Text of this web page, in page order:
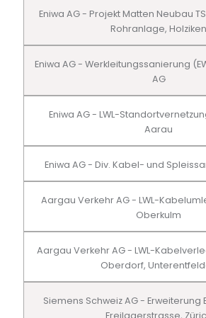
Eniwa AG - Projekt Matten Neubau
Rohranlage, Holziken
Eniwa AG - Werkleitungssanierung
AG
Eniwa AG - LWL-
Aarau
Eniwa AG - Div. Kabel- und
Aargau Verkehr AG - LWL-
Oberkulm
Aargau Verkehr AG - LWL-
Oberdorf,
Siemens Schweiz AG - Erweiterung
Freilagerstrasse,